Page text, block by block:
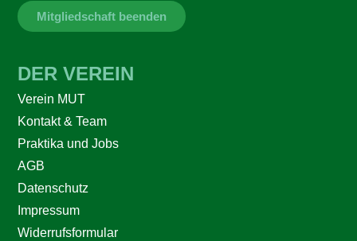
Mitgliedschaft beenden
DER VEREIN
Verein MUT
Kontakt & Team
Praktika und Jobs
AGB
Datenschutz
Impressum
Widerrufsformular